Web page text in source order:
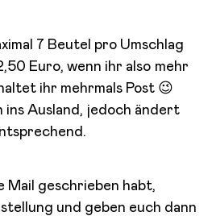
7 Beutel pro Umschlag
Euro, wenn ihr also mehr
ihr mehrmals Post 😉
ins Ausland, jedoch ändert
Mail geschrieben habt,
und geben euch dann